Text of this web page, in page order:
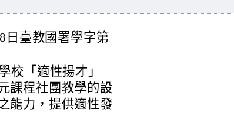
日臺教國署學字第
校「適性揚才」
課程社團教學的設
能力，提供適性發